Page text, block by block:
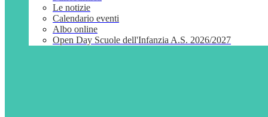
Le notizie
Calendario eventi
Albo online
Open Day Scuole dell'Infanzia A.S. 2026/2027